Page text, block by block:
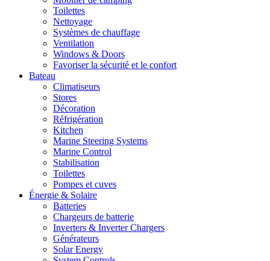
Toilettes
Nettoyage
Systèmes de chauffage
Ventilation
Windows & Doors
Favoriser la sécurité et le confort
Bateau
Climatiseurs
Stores
Décoration
Réfrigération
Kitchen
Marine Steering Systems
Marine Control
Stabilisation
Toilettes
Pompes et cuves
Énergie & Solaire
Batteries
Chargeurs de batterie
Inverters & Inverter Chargers
Générateurs
Solar Energy